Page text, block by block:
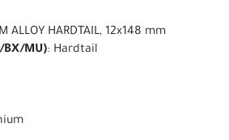
ALLOY HARDTAIL, 12x148 mm
BX/MU): Hardtail